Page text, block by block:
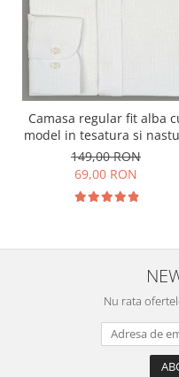
Camasa regular fit alba
model in tesatura si
ascunsi
149,00 RON
69,00 RON
Nu rata